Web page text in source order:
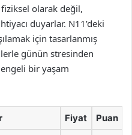
olarak değil,
duyarlar. N11’deki
için tasarlanmış
günün stresinden
bir yaşam
Fiyat Puan